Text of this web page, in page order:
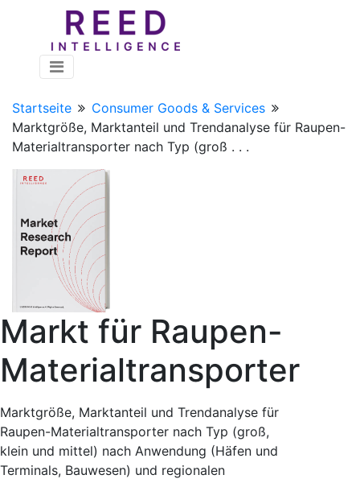
Startseite
Consumer Goods & Services
Marktgröße, Marktanteil und Trendanalyse für Raupen-
Materialtransporter nach Typ (groß . . .
Markt für Raupen-
Materialtransporter
Marktgröße, Marktanteil und Trendanalyse für
Raupen-Materialtransporter nach Typ (groß,
klein und mittel) nach Anwendung (Häfen und
Terminals, Bauwesen) und regionalen